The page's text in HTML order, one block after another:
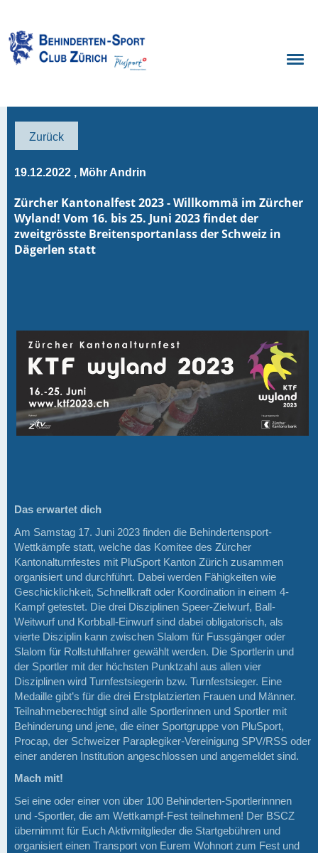
Zurück
19.12.2022 , Möhr Andrin
Zürcher Kantonalfest 2023 - Willkommä im Zürcher
Wyland! Vom 16. bis 25. Juni 2023 findet der
zweitgrösste Breitensportanlass der Schweiz in
Dägerlen statt
Das erwartet dich
Am Samstag 17. Juni 2023 finden die Behindertensport-
Wettkämpfe statt, welche das Komitee des Zürcher
Kantonalturnfestes mit PluSport Kanton Zürich zusammen
organisiert und durchführt. Dabei werden Fähigkeiten wie
Geschicklichkeit, Schnellkraft oder Koordination in einem 4-
Kampf getestet. Die drei Disziplinen Speer-Zielwurf, Ball-
Weitwurf und Korbball-Einwurf sind dabei obligatorisch, als
vierte Disziplin kann zwischen Slalom für Fussgänger oder
Slalom für Rollstuhlfahrer gewählt werden. Die Sportlerin und
der Sportler mit der höchsten Punktzahl aus allen vier
Disziplinen wird Turnfestsiegerin bzw. Turnfestsieger. Eine
Medaille gibt’s für die drei Erstplatzierten Frauen und Männer.
Teilnahmeberechtigt sind alle Sportlerinnen und Sportler mit
Behinderung und jene, die einer Sportgruppe von PluSport,
Procap, der Schweizer Paraplegiker-Vereinigung SPV/RSS oder
einer anderen Institution angeschlossen und angemeldet sind.
Mach mit!
Sei eine oder einer von über 100 Behinderten-Sportlerinnnen
und -Sportler, die am Wettkampf-Fest teilnehmen! Der BSCZ
übernimmt für Euch Aktivmitglieder die Startgebühren und
organisiert einen Transport von Eurem Wohnort zum Fest und